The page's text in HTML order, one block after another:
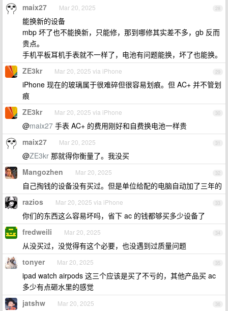
28
maix27 Mar 20, 2025
能换新的设备
mbp 坏了也不能换新，只能修，那到哪修其实差不多，gb 反而
贵点。
手机平板耳机手表就不一样了，电池有问题能换，坏了也能换。
29
ZE3kr Mar 20, 2025 via iPhone
iPhone 现在的玻璃属于很难碎但很容易划痕。但 AC+ 并不管划
痕
30
ZE3kr Mar 20, 2025 via iPhone
@maix27 手表 AC+ 的费用刚好和自费换电池一样贵
31
maix27 Mar 20, 2025
@ZE3kr 那就得你衡量了。我没买
32
Mangozhen Mar 20, 2025
自己掏钱的设备没有买过。但是单位给配的电脑自动加了三年的
33
razios Mar 20, 2025 via iPhone
你们的东西这么容易坏吗，省下 ac 的钱都够买多少设备了
34
fredweili Mar 20, 2025
从没买过，没觉得有这个必要，也没遇到过质量问题
35
tonyer Mar 20, 2025
ipad watch airpods 这三个应该是买了不亏的，其他产品买 ac
多少有点砸水里的感觉
36
jatshw Mar 20, 2025